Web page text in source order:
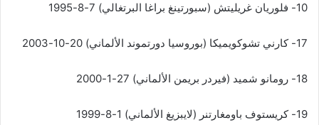
10- فلوريان غريليتش (سبورتينغ براغا البرتغالي) 7-8-1995
17- كارني تشوكويميكا (بوروسيا دورتموند الألماني) 20-10-2003
18- رومانو شميد (فيردر بريمن الألماني) 27-1-2000
19- كريستوف باومغارتنر (لايبزيغ الألماني) 1-8-1999